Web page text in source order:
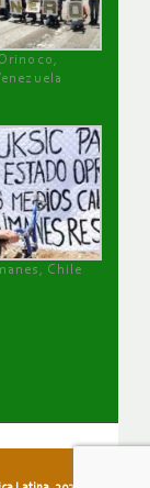
Chile